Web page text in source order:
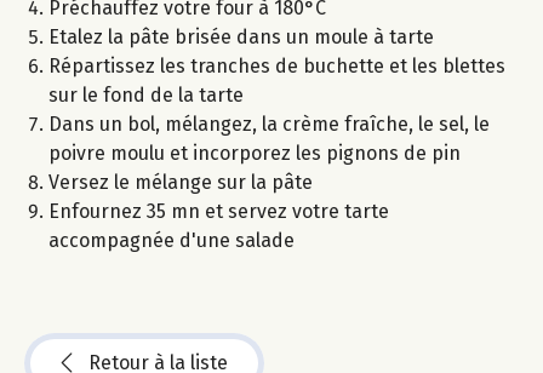
Préchauffez votre four à 180°C
Etalez la pâte brisée dans un moule à tarte
Répartissez les tranches de buchette et les blettes
sur le fond de la tarte
Dans un bol, mélangez, la crème fraîche, le sel, le
poivre moulu et incorporez les pignons de pin
Versez le mélange sur la pâte
Enfournez 35 mn et servez votre tarte
accompagnée d'une salade
Retour à la liste